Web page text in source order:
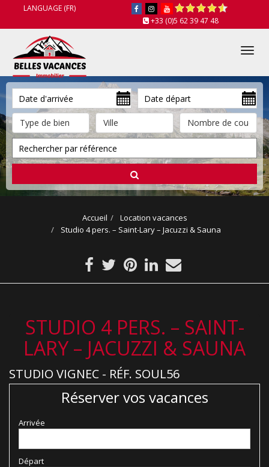
LANGUAGE (FR)
+33 (0)5 62 39 47 48
Accueil
Location vacances
Studio 4 pers. – Saint-Lary – Jacuzzi & Sauna
STUDIO 4 PERS. – SAINT-
LARY – JACUZZI & SAUNA
STUDIO VIGNEC - RÉF. SOUL56
Réserver vos vacances
Arrivée
Départ